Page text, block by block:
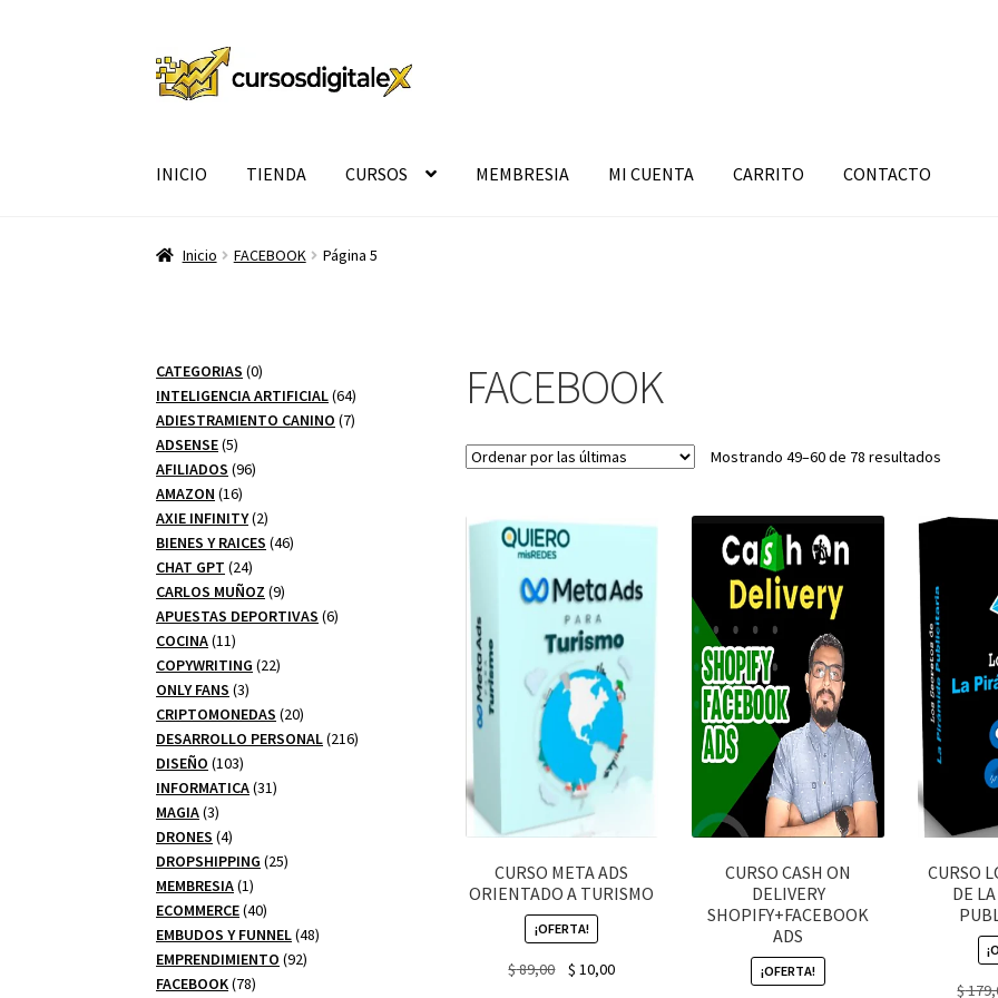
Ir
a
Ir
al
INICIO TIENDA CURSOS MEMBRESIA MI CUENTA CARRITO CONTACTO
Inicio FACEBOOK Página 5
FACEBOOK
Mostrando 49–60 de 78 resultadosSorted
CURSO META ADS
ORIENTADO A TURISMO
¡OFERTA!
$89,00
Original
$ 10,00Current
CURSO CASH ON
DELIVERY
SHOPIFY+FACEBOOK
ADS
¡OFERTA!
CURSO
DE
$
CATEGORIAS 00
productos
INTELIGENCIA ARTIFICIAL 6464
productos
ADIESTRAMIENTO CANINO 77
ADSENSE 55
productos
AFILIADOS 9696
AMAZON 1616
productos
AXIE INFINITY 22
productos
BIENES Y RAICES 4646
CHAT GPT 2424
productos
CARLOS MUÑOZ 99
productos
APUESTAS DEPORTIVAS 66
COCINA 1111
productos
COPYWRITING 2222
ONLY FANS 33
productos
CRIPTOMONEDAS 2020
productos
DESARROLLO PERSONAL 216216
DISEÑO 103103
productos
INFORMATICA 3131
MAGIA 33
productos
DRONES 44
productos
DROPSHIPPING 2525
MEMBRESIA 11
producto
ECOMMERCE 4040
productos
EMBUDOS Y FUNNEL 4848
EMPRENDIMIENTO 9292
FACEBOOK 7878